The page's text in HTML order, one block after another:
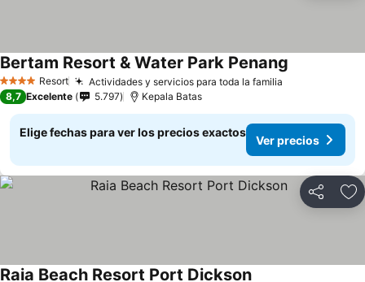
4 EstrellasResort Actividades y servicios para toda la familia
Bertam Resort & Water Park Penang
8,7 Excelente 5.797 Kepala Batas
Elige fechas para ver los precios exactos
Ver precios
Compartir
Raia Beach Resort Port Dickson